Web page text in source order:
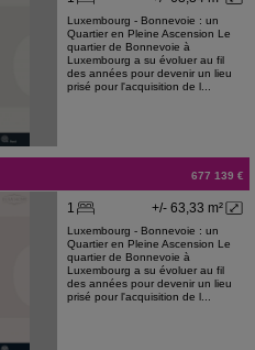
Luxembourg - Bonnevoie : un
Quartier en Pleine Ascension Le
quartier de Bonnevoie à
Luxembourg a su évoluer au fil
des années pour devenir un lieu
prisé pour l'acquisition de l...
677 139 €
+/- 63,33 m²
1
Luxembourg - Bonnevoie : un
Quartier en Pleine Ascension Le
quartier de Bonnevoie à
Luxembourg a su évoluer au fil
des années pour devenir un lieu
prisé pour l'acquisition de l...